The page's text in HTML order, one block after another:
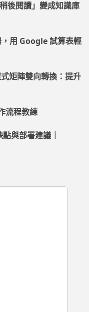
後閱讀」變成知識庫
用 Google 試算表輕
矩陣雙向轉換：提升
流程教練
與部署建議｜